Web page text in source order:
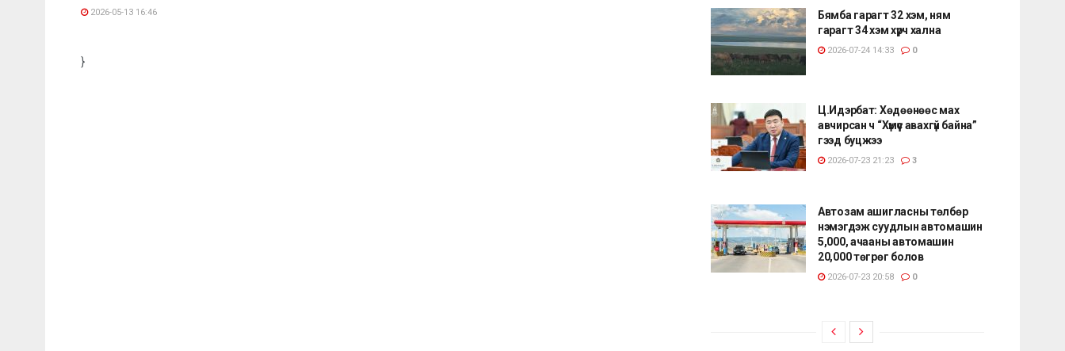
2026-05-13 16:46
}
Бямба гарагт 32 хэм, ням
гарагт 34 хэм хүрч хална
2026-07-24 14:33 0
Ц.Идэрбат: Хөдөөнөөс мах
авчирсан ч “Хүмүүс авахгүй байна”
гээд буцжээ
2026-07-23 21:23 3
Автозам ашигласны төлбөр
нэмэгдэж суудлын автомашин
5,000, ачааны автомашин
20,000 төгрөг болов
2026-07-23 20:58 0